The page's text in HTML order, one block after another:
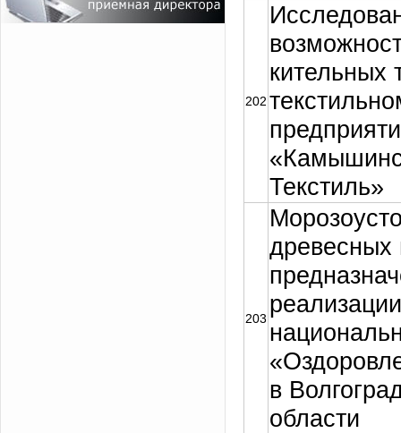
202
кительных
Текстиль»
203
древесных
реализации
в
области